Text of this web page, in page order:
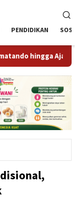
PENDIDIKAN
Ajak Gekrafs